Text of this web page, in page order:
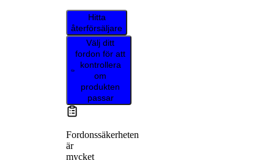
Hitta
återförsäljare
Välj ditt
fordon för att
kontrollera
om
produkten
passar
Fordonssäkerheten
är
mycket